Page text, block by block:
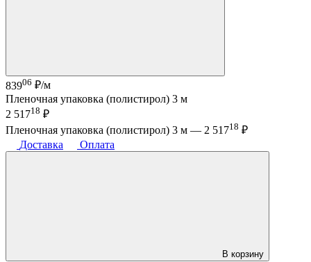
83906 ₽/м
Пленочная упаковка (полистирол) 3 м
2 51718 ₽
Пленочная упаковка (полистирол) 3 м — 2 51718 ₽
Доставка
Оплата
В корзину